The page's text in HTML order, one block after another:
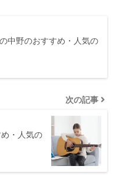
中野のおすすめ・人気の
次の記事
・人気の